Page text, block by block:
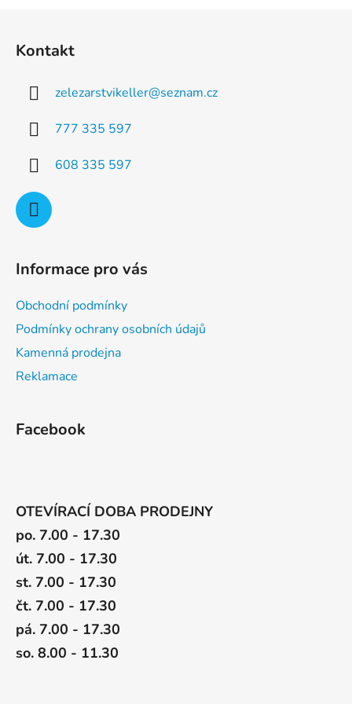
v
Kontakt
zelezarstvikeller@seznam.cz
777 335 597
608 335 597
Informace pro vás
Obchodní podmínky
Podmínky ochrany osobních údajů
Kamenná prodejna
Reklamace
Facebook
OTEVÍRACÍ DOBA PRODEJNY
po. 7.00 - 17.30
út. 7.00 - 17.30
st. 7.00 - 17.30
čt. 7.00 - 17.30
pá. 7.00 - 17.30
so. 8.00 - 11.30